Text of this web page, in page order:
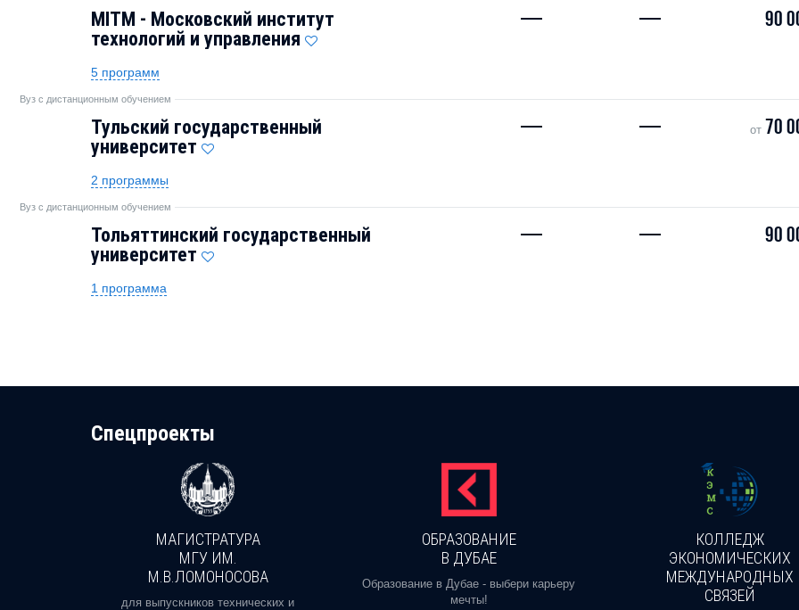
MITM - Московский институт
технологий и управления
— — 90
5 программ
Вуз с дистанционным обучением
Тульский государственный
университет
— — от 70
2 программы
Вуз с дистанционным обучением
Тольяттинский государственный
университет
— — 90
1 программа
Cпецпроекты
МАГИСТРАТУРА
МГУ ИМ.
М.В.ЛОМОНОСОВА
для выпускников технических и
ОБРАЗОВАНИЕ
В ДУБАЕ
Образование в Дубае - выбери карьеру
мечты!
КОЛЛЕДЖ
ЭКОНОМИЧЕСКИХ
МЕЖДУНАРОДНЫХ
СВЯЗЕЙ